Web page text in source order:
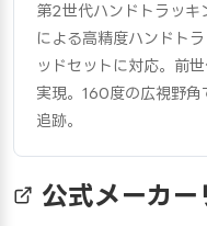
第2世代ハンドトラッキ
による高精度ハンドト
ッドセットに対応。前
実現。160度の広視野
追跡。
公式メーカー